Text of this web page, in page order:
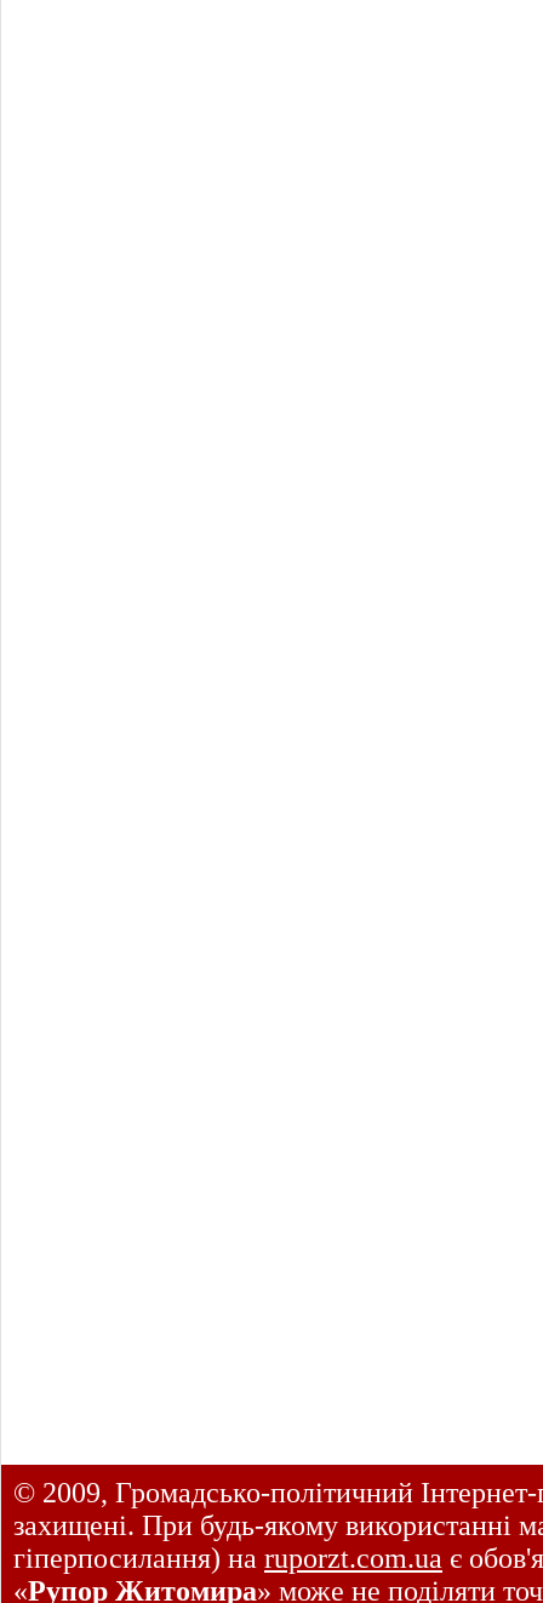
© 2009, Громадсько-політичний
захищені. При будь-якому використанні
гіперпосилання) на ruporzt.com.ua є
«Рупор Житомира» може не поділяти